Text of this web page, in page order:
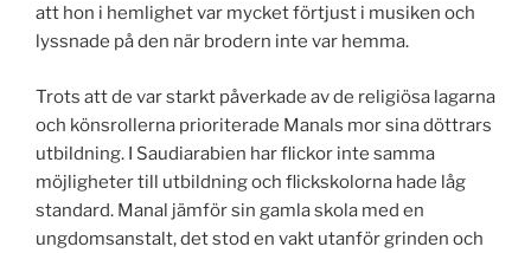
att hon i hemlighet var mycket förtjust i musiken och
lyssnade på den när brodern inte var hemma.
Trots att de var starkt påverkade av de religiösa lagarna
och könsrollerna prioriterade Manals mor sina döttrars
utbildning. I Saudiarabien har flickor inte samma
möjligheter till utbildning och flickskolorna hade låg
standard. Manal jämför sin gamla skola med en
ungdomsanstalt, det stod en vakt utanför grinden och